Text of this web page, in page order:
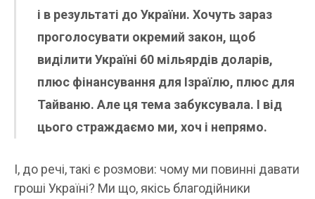
і в результаті до України. Хочуть зараз
проголосувати окремий закон, щоб
виділити Україні 60 мільярдів доларів,
плюс фінансування для Ізраїлю, плюс для
Тайваню. Але ця тема забуксувала. І від
цього страждаємо ми, хоч і непрямо.
І, до речі, такі є розмови: чому ми повинні давати
гроші Україні? Ми що, якісь благодійники